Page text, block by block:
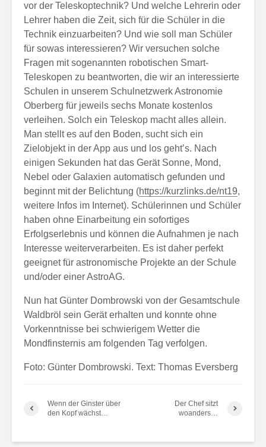
vor der Teleskoptechnik? Und welche Lehrerin oder
Lehrer haben die Zeit, sich für die Schüler in die
Technik einzuarbeiten? Und wie soll man Schüler
für sowas interessieren? Wir versuchen solche
Fragen mit sogenannten robotischen Smart-
Teleskopen zu beantworten, die wir an interessierte
Schulen in unserem Schulnetzwerk Astronomie
Oberberg für jeweils sechs Monate kostenlos
verleihen. Solch ein Teleskop macht alles allein.
Man stellt es auf den Boden, sucht sich ein
Zielobjekt in der App aus und los geht’s. Nach
einigen Sekunden hat das Gerät Sonne, Mond,
Nebel oder Galaxien automatisch gefunden und
beginnt mit der Belichtung (https://kurzlinks.de/nt19,
weitere Infos im Internet). Schülerinnen und Schüler
haben ohne Einarbeitung ein sofortiges
Erfolgserlebnis und können die Aufnahmen je nach
Interesse weiterverarbeiten. Es ist daher perfekt
geeignet für astronomische Projekte an der Schule
und/oder einer AstroAG.
Nun hat Günter Dombrowski von der Gesamtschule
Waldbröl sein Gerät erhalten und konnte ohne
Vorkenntnisse bei schwierigem Wetter die
Mondfinsternis am folgenden Tag verfolgen.
Foto: Günter Dombrowski. Text: Thomas Eversberg
Wenn der Ginster über
den Kopf wächst…
Der Chef sitzt
woanders…